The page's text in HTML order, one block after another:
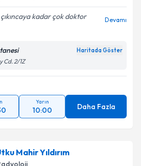
ve kişisel verilerimin belirtilen
kabul ediyorum.
Talebini Gönder
kadar çok doktor
Devamı
Haritada Göster
Cd. 2/1Z
Yarın
10:00 Daha Fazla
Mahir Yıldırım